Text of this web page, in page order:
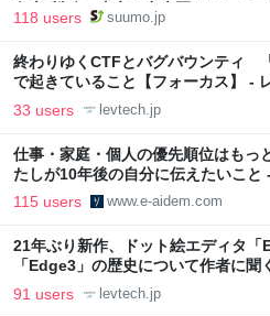
向上”戦略 東京・中央区
118 users suumo.jp
終わりゆくCTFとバグバウンティ
で起きていること【フォーカス】 -
33 users levtech.jp
仕事・家庭・個人の優先順位はもっ
たしが10年後の自分に伝えたいこ
115 users www.e-aidem.com
21年ぶり新作、ドット絵エディタ「
「Edge3」の歴史について作者に
LAB
91 users levtech.jp